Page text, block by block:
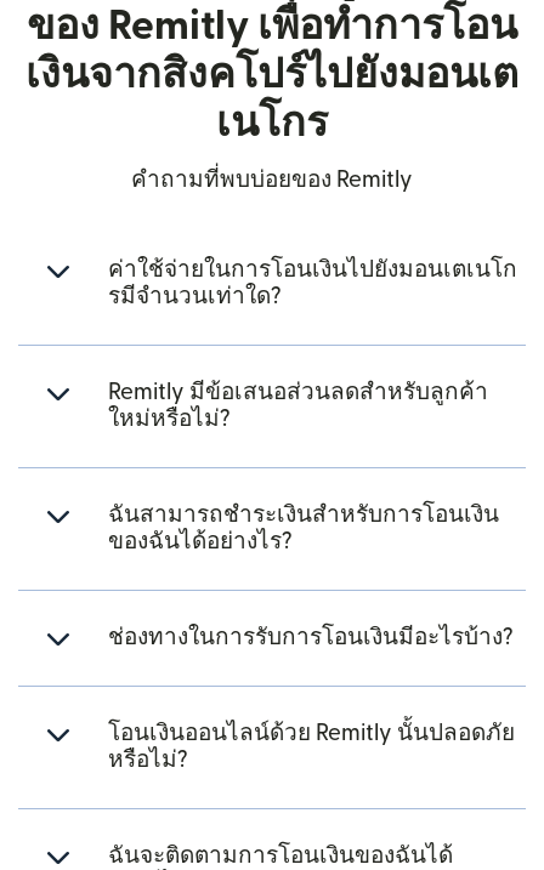
ของ Remitly เพื่อทำการโอน
เงินจากสิงคโปร์ไปยังมอนเต
เนโกร
คำถามที่พบบ่อยของ Remitly
ค่าใช้จ่ายในการโอนเงินไปยังมอนเตเนโก
รมีจำนวนเท่าใด?
Remitly มีข้อเสนอส่วนลดสำหรับลูกค้า
ใหม่หรือไม่?
ฉันสามารถชำระเงินสำหรับการโอนเงิน
ของฉันได้อย่างไร?
ช่องทางในการรับการโอนเงินมีอะไรบ้าง?
โอนเงินออนไลน์ด้วย Remitly นั้นปลอดภัย
หรือไม่?
ฉันจะติดตามการโอนเงินของฉันได้